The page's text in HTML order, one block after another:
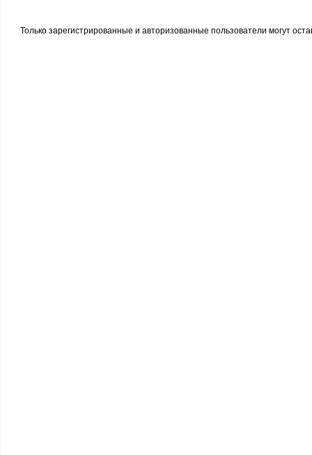
Только зарегистрированные и авторизованные пользователи могут